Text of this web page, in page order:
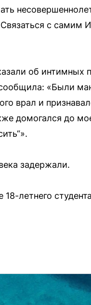
с самим
об интимных
«Были
врал и
домогался до
задержали.
летнего